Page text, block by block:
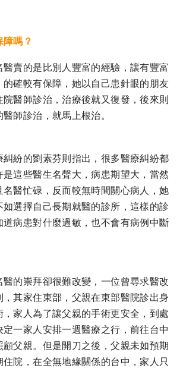
障嗎？
賣的是比別人豐富的經驗，讓有豐富
的確較有保障，她以自己患針眼的朋友
醫師診治，治療後就又復發，後來則
師診治，就馬上根治。
糾紛的劉素芬則指出，很多醫療糾紛都
這些醫生名聲大，病患期望大，當然
名醫忙碌，反而較無時間關心病人，她
選擇自己長期就醫的診所，這樣的診
道病患對什麼過敏，也不會有病例中斷
的崇拜卻很難改變，一位曾尋求醫改
其家住東部，父親在東部醫院診出身
家人為了讓父親的手術更安全，到處
一家人安排一週醫療之行，前往台中
顧父親。但是開刀之後，父親未如預期
住院，在全無地緣關係的台中，家人只